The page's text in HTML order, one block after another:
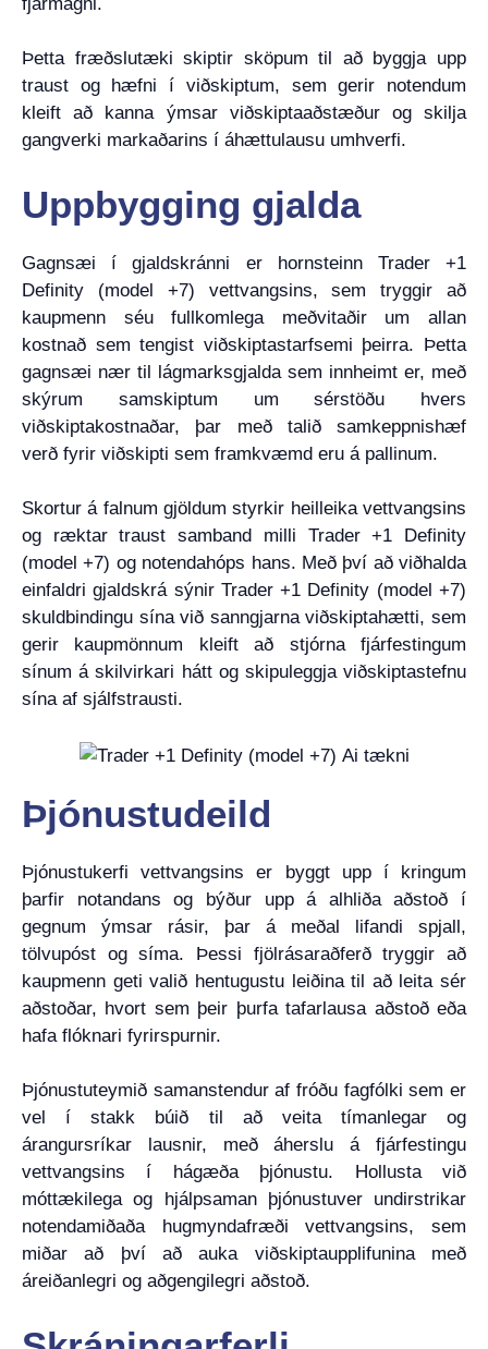
Þetta fræðslutæki skiptir sköpum til að byggja upp
traust og hæfni í viðskiptum, sem gerir notendum
kleift að kanna ýmsar viðskiptaaðstæður og skilja
gangverki markaðarins í áhættulausu umhverfi.
Uppbygging gjalda
Gagnsæi í gjaldskránni er hornsteinn Trader +1
Definity (model +7) vettvangsins, sem tryggir að
kaupmenn séu fullkomlega meðvitaðir um allan
kostnað sem tengist viðskiptastarfsemi þeirra. Þetta
gagnsæi nær til lágmarksgjalda sem innheimt er, með
skýrum samskiptum um sérstöðu hvers
viðskiptakostnaðar, þar með talið samkeppnishæf
verð fyrir viðskipti sem framkvæmd eru á pallinum.
Skortur á falnum gjöldum styrkir heilleika vettvangsins
og ræktar traust samband milli Trader +1 Definity
(model +7) og notendahóps hans. Með því að viðhalda
einfaldri gjaldskrá sýnir Trader +1 Definity (model +7)
skuldbindingu sína við sanngjarna viðskiptahætti, sem
gerir kaupmönnum kleift að stjórna fjárfestingum
sínum á skilvirkari hátt og skipuleggja viðskiptastefnu
sína af sjálfstrausti.
Þjónustudeild
Þjónustukerfi vettvangsins er byggt upp í kringum
þarfir notandans og býður upp á alhliða aðstoð í
gegnum ýmsar rásir, þar á meðal lifandi spjall,
tölvupóst og síma. Þessi fjölrásaraðferð tryggir að
kaupmenn geti valið hentugustu leiðina til að leita sér
aðstoðar, hvort sem þeir þurfa tafarlausa aðstoð eða
hafa flóknari fyrirspurnir.
Þjónustuteymið samanstendur af fróðu fagfólki sem er
vel í stakk búið til að veita tímanlegar og
árangursríkar lausnir, með áherslu á fjárfestingu
vettvangsins í hágæða þjónustu. Hollusta við
móttækilega og hjálpsaman þjónustuver undirstrikar
notendamiðaða hugmyndafræði vettvangsins, sem
miðar að því að auka viðskiptaupplifunina með
áreiðanlegri og aðgengilegri aðstoð.